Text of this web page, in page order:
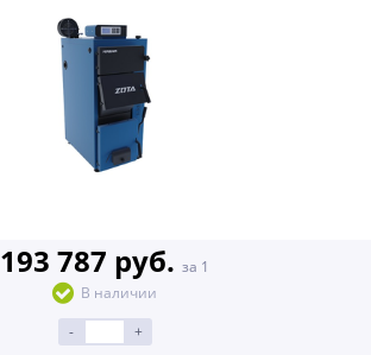
193 787 руб. за 1
В наличии
-
+